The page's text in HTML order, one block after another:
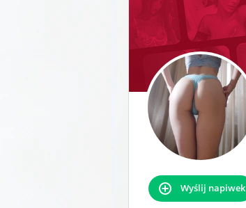
Wyślij napiwek